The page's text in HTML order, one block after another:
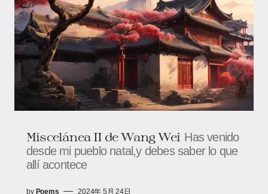
Miscelánea II de Wang Wei Has venido
desde mi pueblo natal,y debes saber lo que
allí acontece
by Poems 2024年 5月 24日